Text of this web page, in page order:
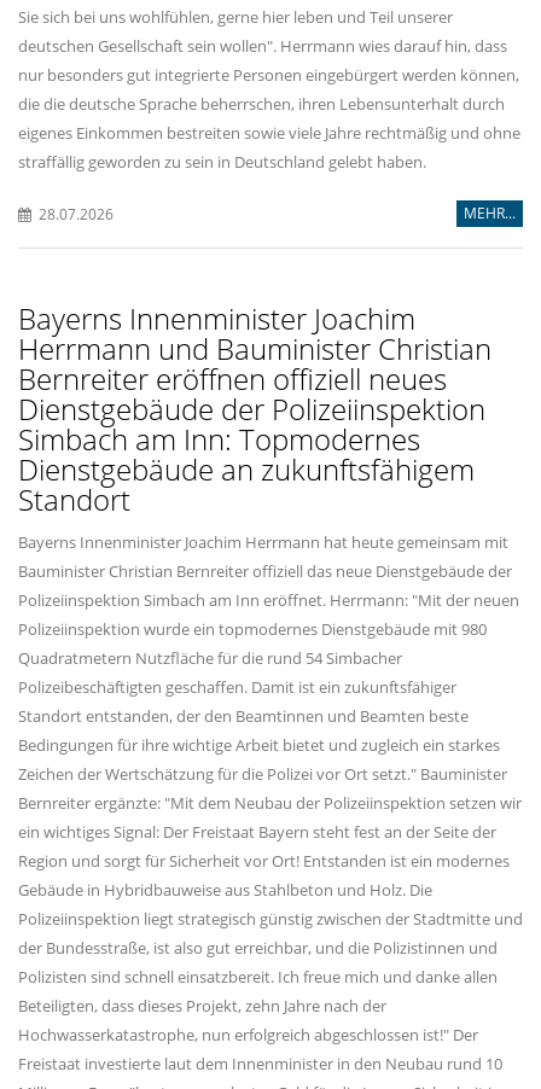
Sie sich bei uns wohlfühlen, gerne hier leben und Teil unserer
deutschen Gesellschaft sein wollen". Herrmann wies darauf hin, dass
nur besonders gut integrierte Personen eingebürgert werden können,
die die deutsche Sprache beherrschen, ihren Lebensunterhalt durch
eigenes Einkommen bestreiten sowie viele Jahre rechtmäßig und ohne
straffällig geworden zu sein in Deutschland gelebt haben.
28.07.2026 MEHR...
Bayerns Innenminister Joachim
Herrmann und Bauminister Christian
Bernreiter eröffnen offiziell neues
Dienstgebäude der Polizeiinspektion
Simbach am Inn: Topmodernes
Dienstgebäude an zukunftsfähigem
Standort
Bayerns Innenminister Joachim Herrmann hat heute gemeinsam mit
Bauminister Christian Bernreiter offiziell das neue Dienstgebäude der
Polizeiinspektion Simbach am Inn eröffnet. Herrmann: "Mit der neuen
Polizeiinspektion wurde ein topmodernes Dienstgebäude mit 980
Quadratmetern Nutzfläche für die rund 54 Simbacher
Polizeibeschäftigten geschaffen. Damit ist ein zukunftsfähiger
Standort entstanden, der den Beamtinnen und Beamten beste
Bedingungen für ihre wichtige Arbeit bietet und zugleich ein starkes
Zeichen der Wertschätzung für die Polizei vor Ort setzt." Bauminister
Bernreiter ergänzte: "Mit dem Neubau der Polizeiinspektion setzen wir
ein wichtiges Signal: Der Freistaat Bayern steht fest an der Seite der
Region und sorgt für Sicherheit vor Ort! Entstanden ist ein modernes
Gebäude in Hybridbauweise aus Stahlbeton und Holz. Die
Polizeiinspektion liegt strategisch günstig zwischen der Stadtmitte und
der Bundesstraße, ist also gut erreichbar, und die Polizistinnen und
Polizisten sind schnell einsatzbereit. Ich freue mich und danke allen
Beteiligten, dass dieses Projekt, zehn Jahre nach der
Hochwasserkatastrophe, nun erfolgreich abgeschlossen ist!" Der
Freistaat investierte laut dem Innenminister in den Neubau rund 10